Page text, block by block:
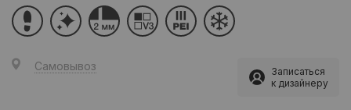
Самовывоз
Записаться
к дизайнеру